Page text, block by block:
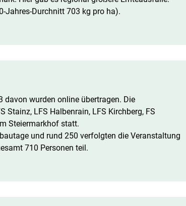
Jahres-Durchnitt 703 kg pro ha).
davon wurden online übertragen. Die
Stainz, LFS Halbenrain, LFS Kirchberg, FS
Steiermarkhof statt.
und rund 250 verfolgten die Veranstaltung
710 Personen teil.